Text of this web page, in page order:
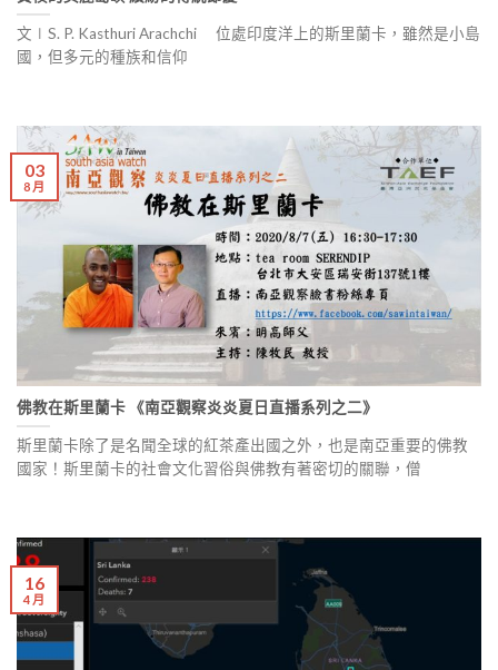
文∣S. P. Kasthuri Arachchi 位處印度洋上的斯里蘭卡，雖然是小島
國，但多元的種族和信仰
佛教在斯里蘭卡 《南亞觀察炎炎夏日直播系列之二》
斯里蘭卡除了是名聞全球的紅茶產出國之外，也是南亞重要的佛教
國家！斯里蘭卡的社會文化習俗與佛教有著密切的關聯，僧
03
8 月
16
4 月